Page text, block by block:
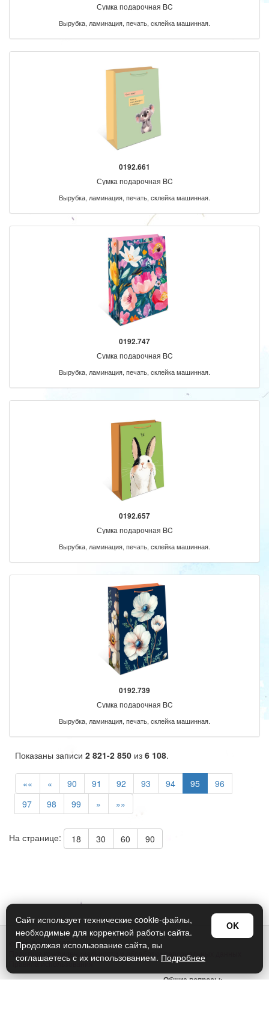
Сумка подарочная BC
Вырубка, ламинация, печать, склейка машинная.
0192.661
Сумка подарочная BC
Вырубка, ламинация, печать, склейка машинная.
0192.747
Сумка подарочная BC
Вырубка, ламинация, печать, склейка машинная.
0192.657
Сумка подарочная BC
Вырубка, ламинация, печать, склейка машинная.
0192.739
Сумка подарочная BC
Вырубка, ламинация, печать, склейка машинная.
Показаны записи 2 821-2 850 из 6 108.
«« « 90 91 92 93 94 95
96
97
98 99 » »»
На странице: 18 30 60 90
© Арт Дизайн 2026
Политика конфиденциальности и обработки персональных данных
Правила использования
Общие вопросы:
Сайт использует технические cookie-файлы,
необходимые для корректной работы сайта.
Продолжая использование сайта, вы
соглашаетесь с их использованием. Подробнее
OK